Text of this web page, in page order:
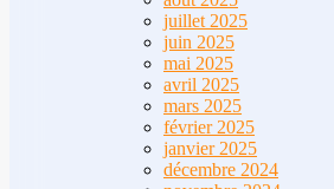
juillet 2025
juin 2025
mai 2025
avril 2025
mars 2025
février 2025
janvier 2025
décembre 2024